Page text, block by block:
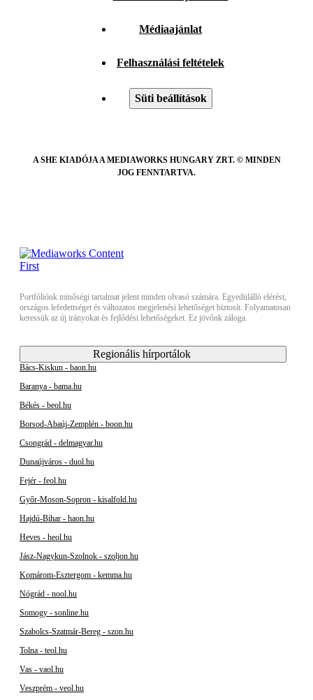
Médiaajánlat
Felhasználási feltételek
Süti beállítások
A SHE KIADÓJA A MEDIAWORKS HUNGARY ZRT. © MINDEN
JOG FENNTARTVA.
Portfóliónk minőségi tartalmat jelent minden olvasó számára. Egyedülálló elérést,
országos lefedettséget és változatos megjelenési lehetőséget biztosít. Folyamatosan
keressük az új irányokat és fejlődési lehetőségeket. Ez jövőnk záloga.
Regionális hírportálok
Bács-Kiskun - baon.hu
Baranya - bama.hu
Békés - beol.hu
Borsod-Abaúj-Zemplén - boon.hu
Csongrád - delmagyar.hu
Dunaújváros - duol.hu
Fejér - feol.hu
Győr-Moson-Sopron - kisalfold.hu
Hajdú-Bihar - haon.hu
Heves - heol.hu
Jász-Nagykun-Szolnok - szoljon.hu
Komárom-Esztergom - kemma.hu
Nógrád - nool.hu
Somogy - sonline.hu
Szabolcs-Szatmár-Bereg - szon.hu
Tolna - teol.hu
Vas - vaol.hu
Veszprém - veol.hu